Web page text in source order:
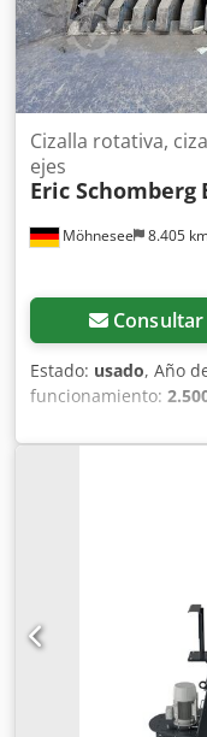
Möhnesee 8.405
Cizalla rotativa,
ejes
Eric Schomberg
Consultar
Estado: usado, Año
funcionamiento:
, número
anchura del armario
, par
, Ofrecemos esta
ES60/85, cizalla
Eric Schomberg
Al Isha Estado:
cizalla rotativa de
necesita más
mensaje o llamarnos.